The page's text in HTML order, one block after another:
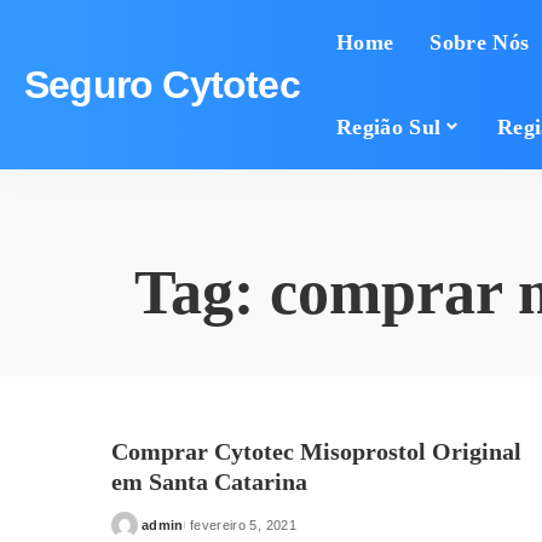
Seguro Cytotec
Home Sobre Nós
Região Sul
Tag: comprar
Comprar Cytotec Misoprostol Original
em Santa Catarina
Posted
admin fevereiro 5, 2021